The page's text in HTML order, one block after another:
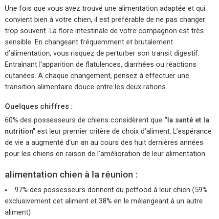
Une fois que vous avez trouvé une alimentation adaptée et qui
convient bien à votre chien, il est préférable de ne pas changer
trop souvent. La flore intestinale de votre compagnon est très
sensible. En changeant fréquemment et brutalement
d’alimentation, vous risquez de perturber son transit digestif.
Entraînant l’apparition de flatulences, diarrhées ou réactions
cutanées. A chaque changement, pensez à effectuer une
transition alimentaire douce entre les deux rations.
Quelques chiffres :
60% des possesseurs de chiens considèrent que ‘’la santé et la
nutrition’’ est leur premier critère de choix d’aliment. L’espérance
de vie a augmenté d’un an au cours des huit dernières années
pour les chiens en raison de l’amélioration de leur alimentation.
alimentation chien à la réunion :
97% des possesseurs donnent du petfood à leur chien (59%
exclusivement cet aliment et 38% en le mélangeant à un autre
aliment)